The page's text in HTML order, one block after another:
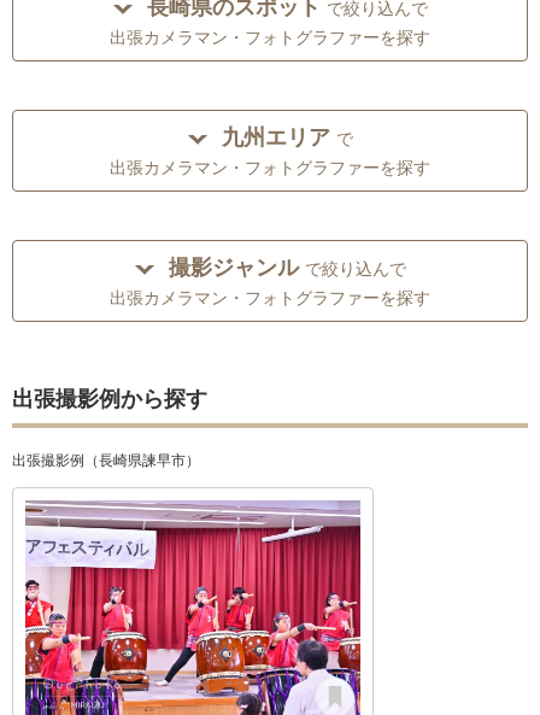
長崎県のスポット で絞り込んで
出張カメラマン・フォトグラファーを探す
九州エリア で
出張カメラマン・フォトグラファーを探す
撮影ジャンル で絞り込んで
出張カメラマン・フォトグラファーを探す
出張撮影例から探す
出張撮影例（長崎県諫早市）